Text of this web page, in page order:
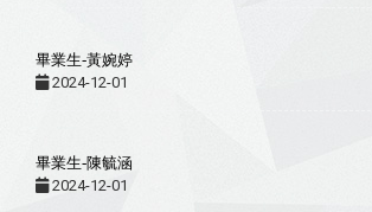
畢業生-黃婉婷
2024-12-01
畢業生-陳毓涵
2024-12-01